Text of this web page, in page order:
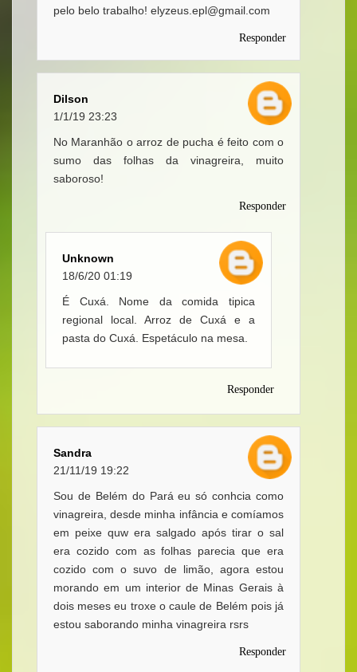
pelo belo trabalho! elyzeus.epl@gmail.com
Responder
Dilson
1/1/19 23:23
No Maranhão o arroz de pucha é feito com o
sumo das folhas da vinagreira, muito
saboroso!
Responder
Unknown
18/6/20 01:19
É Cuxá. Nome da comida tipica
regional local. Arroz de Cuxá e a
pasta do Cuxá. Espetáculo na mesa.
Responder
Sandra
21/11/19 19:22
Sou de Belém do Pará eu só conhcia como
vinagreira, desde minha infância e comíamos
em peixe quw era salgado após tirar o sal
era cozido com as folhas parecia que era
cozido com o suvo de limão, agora estou
morando em um interior de Minas Gerais à
dois meses eu troxe o caule de Belém pois já
estou saborando minha vinagreira rsrs
Responder